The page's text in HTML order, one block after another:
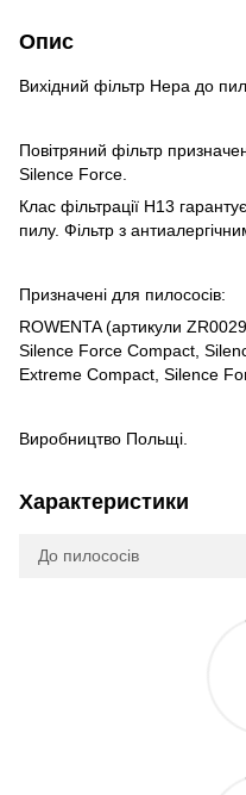
Опис
Вихідний фільтр Hepa до
Повітряний фільтр
Silence Force.
Клас фільтрації H13
пилу. Фільтр з
Призначені для пилососів:
ROWENTA (артикули
Silence Force Compact,
Extreme Compact, Silence
Виробництво Польщі.
Характеристики
До пилососів